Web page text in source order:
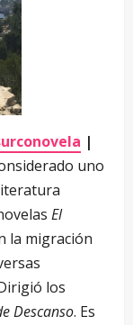
|
uno
El
la migración
los
Descanso. Es